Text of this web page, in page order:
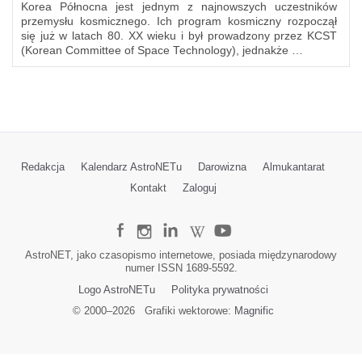
Korea Północna jest jednym z najnowszych uczestników
przemysłu kosmicznego. Ich program kosmiczny rozpoczął
się już w latach 80. XX wieku i był prowadzony przez KCST
(Korean Committee of Space Technology), jednakże …
Redakcja Kalendarz AstroNETu Darowizna
Almukantarat
Kontakt
Zaloguj
AstroNET, jako czasopismo internetowe, posiada międzynarodowy
numer ISSN 1689-5592.
Logo AstroNETu
Polityka prywatności
© 2000–2026Grafiki wektorowe: Magnific